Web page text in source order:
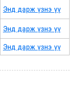
Энд дарж үзнэ үү
Энд дарж үзнэ үү
Энд дарж үзнэ үү